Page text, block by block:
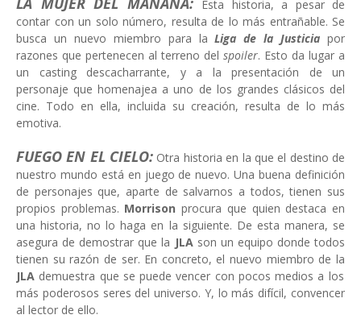
Esta historia, a pesar de
contar con un solo número, resulta de lo más entrañable. Se
busca un nuevo miembro para laLiga de la Justiciapor
razones que pertenecen al terreno del spoiler. Esto da lugar a
un casting descacharrante, y a la presentación de un
personaje que homenajea a uno de los grandes clásicos del
cine. Todo en ella, incluida su creación, resulta de lo más
emotiva.
FUEGO EN EL CIELO: Otra historia en la que el destino de
nuestro mundo está en juego de nuevo. Una buena definición
de personajes que, aparte de salvarnos a todos, tienen sus
propios problemas. Morrison procura que quien destaca en
una historia, no lo haga en la siguiente. De esta manera, se
asegura de demostrar que la JLAson un equipo donde todos
tienen su razón de ser. En concreto, el nuevo miembro de la
JLA demuestra que se puede vencer con pocos medios a los
más poderosos seres del universo. Y, lo más difícil, convencer
al lector de ello.